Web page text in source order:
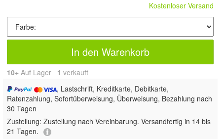
Kostenloser Versand
In den Warenkorb
10+ Auf Lager 1 verkauft
, Lastschrift, Kreditkarte, Debitkarte,
Ratenzahlung, Sofortüberweisung, Überweisung, Bezahlung nach
30 Tagen
Zustellung: Zustellung nach Vereinbarung. Versandfertig in 14 bis
21 Tagen.